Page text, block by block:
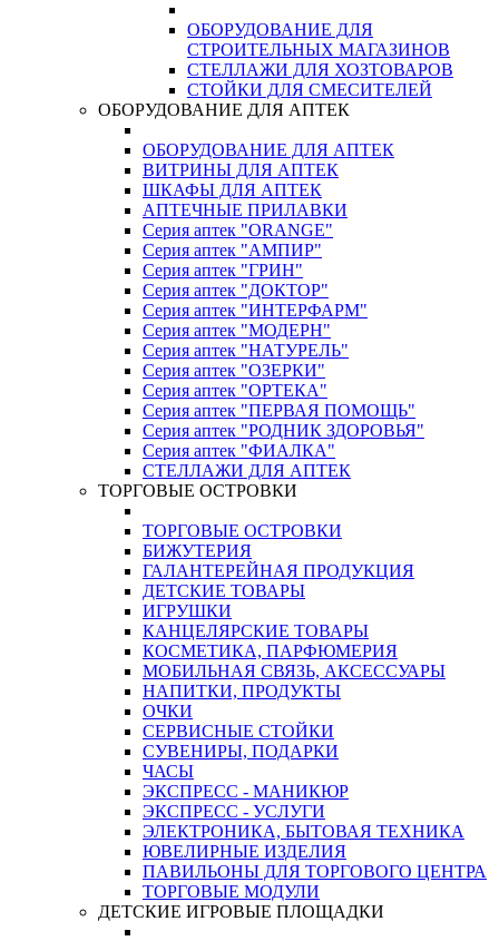
ОБОРУДОВАНИЕ ДЛЯ
СТРОИТЕЛЬНЫХ МАГАЗИНОВ
СТЕЛЛАЖИ ДЛЯ ХОЗТОВАРОВ
СТОЙКИ ДЛЯ СМЕСИТЕЛЕЙ
ОБОРУДОВАНИЕ ДЛЯ АПТЕК
ОБОРУДОВАНИЕ ДЛЯ АПТЕК
ВИТРИНЫ ДЛЯ АПТЕК
ШКАФЫ ДЛЯ АПТЕК
АПТЕЧНЫЕ ПРИЛАВКИ
Серия аптек "ORANGE"
Серия аптек "АМПИР"
Серия аптек "ГРИН"
Серия аптек "ДОКТОР"
Серия аптек "ИНТЕРФАРМ"
Серия аптек "МОДЕРН"
Серия аптек "НАТУРЕЛЬ"
Серия аптек "ОЗЕРКИ"
Серия аптек "ОРТЕКА"
Серия аптек "ПЕРВАЯ ПОМОЩЬ"
Серия аптек "РОДНИК ЗДОРОВЬЯ"
Серия аптек "ФИАЛКА"
СТЕЛЛАЖИ ДЛЯ АПТЕК
ТОРГОВЫЕ ОСТРОВКИ
ТОРГОВЫЕ ОСТРОВКИ
БИЖУТЕРИЯ
ГАЛАНТЕРЕЙНАЯ ПРОДУКЦИЯ
ДЕТСКИЕ ТОВАРЫ
ИГРУШКИ
КАНЦЕЛЯРСКИЕ ТОВАРЫ
КОСМЕТИКА, ПАРФЮМЕРИЯ
МОБИЛЬНАЯ СВЯЗЬ, АКСЕССУАРЫ
НАПИТКИ, ПРОДУКТЫ
ОЧКИ
СЕРВИСНЫЕ СТОЙКИ
СУВЕНИРЫ, ПОДАРКИ
ЧАСЫ
ЭКСПРЕСС - МАНИКЮР
ЭКСПРЕСС - УСЛУГИ
ЭЛЕКТРОНИКА, БЫТОВАЯ ТЕХНИКА
ЮВЕЛИРНЫЕ ИЗДЕЛИЯ
ПАВИЛЬОНЫ ДЛЯ ТОРГОВОГО ЦЕНТРА
ТОРГОВЫЕ МОДУЛИ
ДЕТСКИЕ ИГРОВЫЕ ПЛОЩАДКИ